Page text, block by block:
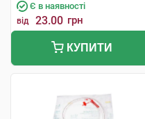
Є в наявності
від 23.00 грн
КУПИТИ